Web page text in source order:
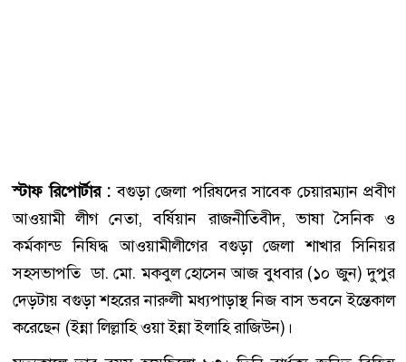
স্টাফ রিপোর্টার : বগুড়া জেলা পরিষদের সাবেক চেয়ারম্যান প্রবীণ
আওয়ামী লীগ নেতা, বর্ষিয়ান রাজনীতিবীদ, ভাষা সৈনিক ও
কর্মকান্ড নিষিদ্ধ আওয়ামীলীগের বগুড়া জেলা শাখার সিনিয়র
সহসভাপতি ডা. মো. মকবুল হোসেন আজ বুধবার (১০ জুন) দুপুর
দেড়টায় বগুড়া শহরের নারুলী মধ্যপাড়াস্থ নিজ বাস ভবনে ইন্তেকাল
করেছেন (ইন্না লিল্লাহি ওয়া ইন্না ইলাহি রাজিউন)।